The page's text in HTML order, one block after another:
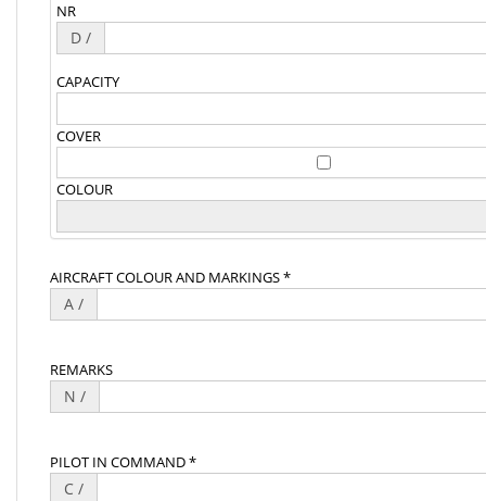
NR
D /
CAPACITY
COVER
COLOUR
AIRCRAFT COLOUR AND MARKINGS *
A /
REMARKS
N /
PILOT IN COMMAND *
C /